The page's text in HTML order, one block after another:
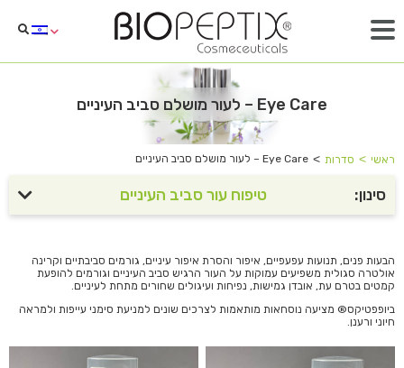
Eye Care – לעור מושלם סביב העיניים
ראשי ˂ סדרות ˂
סינון: טיפוח עור סביב העיניים
הבעות פנים, תנועות עפעפיים, איפור והסרת איפור עיניים, גורמים סביבתיים וקרינה
אולטרה סגולית משפיעים עמוקות על העור הרגיש סביב העיניים וגורמים להופעת
קמטים בטרם עת, אובדן גמישות, נפיחות ועיגולים שחורים מתחת לעיניים.
ביופפטיקס® מציעה נוסחאות מותאמות לצרכים שונים למניעת סימני עייפות ולמראה
חיוני ורענן.